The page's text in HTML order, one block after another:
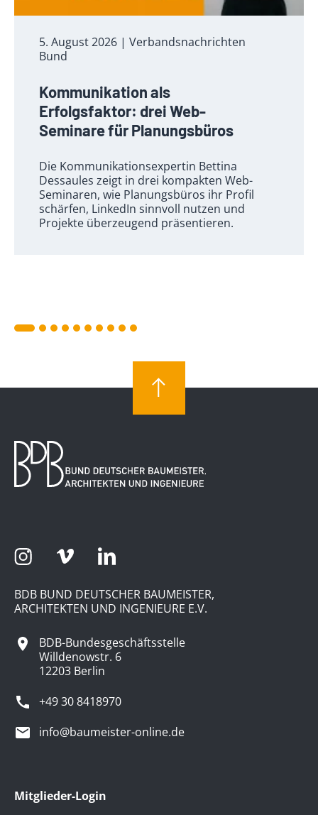
5. August 2026 | Verbandsnachrichten
Bund
Kommunikation als
Erfolgsfaktor: drei Web-
Seminare für Planungsbüros
Die Kommunikationsexpertin Bettina
Dessaules zeigt in drei kompakten Web-
Seminaren, wie Planungsbüros ihr Profil
schärfen, LinkedIn sinnvoll nutzen und
Projekte überzeugend präsentieren.
BDB BUND DEUTSCHER BAUMEISTER,
ARCHITEKTEN UND INGENIEURE E.V.
BDB-Bundesgeschäftsstelle
Willdenowstr. 6
12203 Berlin
+49 30 8418970
info@baumeister-online.de
Mitglieder-Login